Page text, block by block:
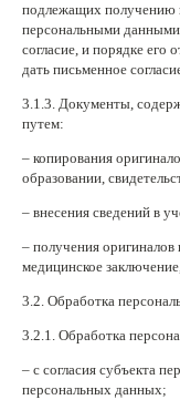
подлежащих получению
персональными
согласие, и порядке его
дать письменное
3.1.3. Документы,
путем:
– копирования
образовании,
– внесения сведений в
– получения
медицинское
3.2. Обработка
3.2.1. Обработка
– с согласия субъекта
персональных данных;